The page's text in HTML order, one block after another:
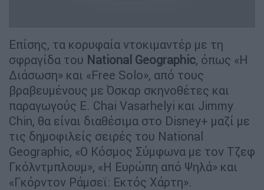
Επίσης, τα κορυφαία ντοκιμαντέρ με τη
σφραγίδα του National Geographic, όπως «Η
Διάσωση» και «Free Solo», από τους
βραβευμένους με Όσκαρ σκηνοθέτες και
παραγωγούς E. Chai Vasarhelyi και Jimmy
Chin, θα είναι διαθέσιμα στο Disney+ μαζί με
τις δημοφιλείς σειρές του National
Geographic, «Ο Κόσμος Σύμφωνα με τον Τζεφ
Γκόλντμπλουμ», «Η Ευρώπη από Ψηλά» και
«Γκόρντον Ράμσεϊ: Εκτός Χάρτη».